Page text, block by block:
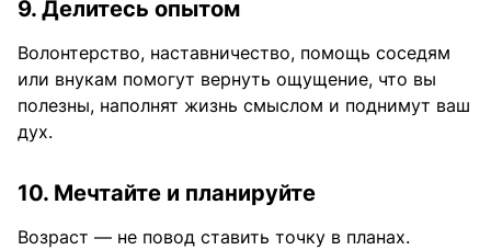
9. Делитесь опытом
Волонтерство, наставничество, помощь соседям
или внукам помогут вернуть ощущение, что вы
полезны, наполнят жизнь смыслом и поднимут ваш
дух.
10. Мечтайте и планируйте
Возраст — не повод ставить точку в планах.